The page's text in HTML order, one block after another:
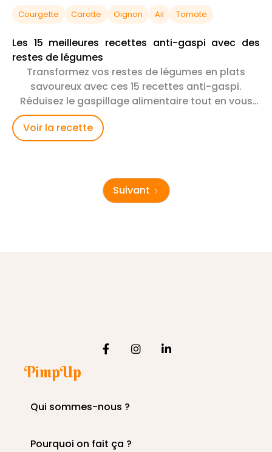
Courgette Carotte Oignon Ail Tomate
Les 15 meilleures recettes anti-gaspi avec des
restes de légumes
Transformez vos restes de légumes en plats
savoureux avec ces 15 recettes anti-gaspi.
Réduisez le gaspillage alimentaire tout en vous
Voir la recette
Suivant
PimpUp
Qui sommes-nous ?
Pourquoi on fait ça ?